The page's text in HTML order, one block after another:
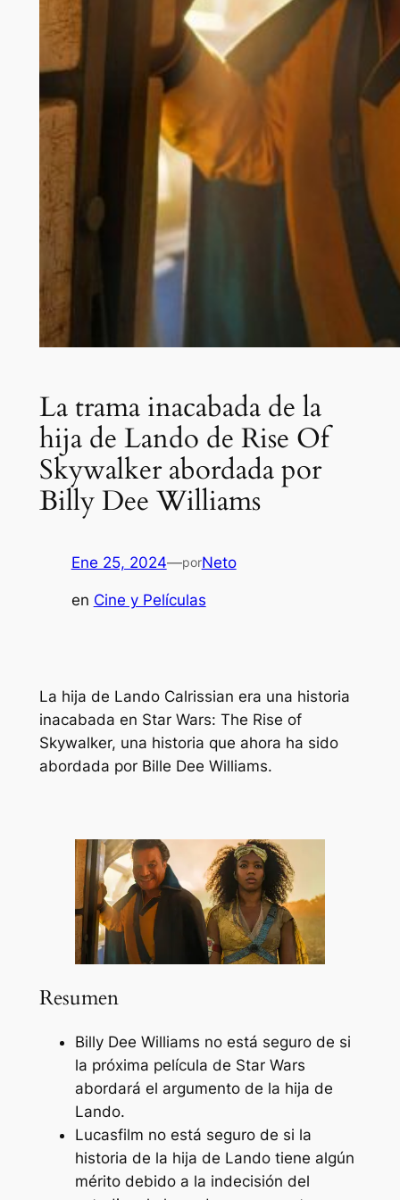
La trama inacabada de la
hija de Lando de Rise Of
Skywalker abordada por
Billy Dee Williams
Ene 25, 2024—porNeto
en Cine y Películas
La hija de Lando Calrissian era una historia
inacabada en Star Wars: The Rise of
Skywalker, una historia que ahora ha sido
abordada por Bille Dee Williams.
Resumen
Billy Dee Williams no está seguro de si
la próxima película de Star Wars
abordará el argumento de la hija de
Lando.
Lucasfilm no está seguro de si la
historia de la hija de Lando tiene algún
mérito debido a la indecisión del